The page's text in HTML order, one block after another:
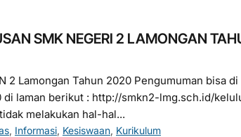
SMK NEGERI 2 LAMONGAN
2 Lamongan Tahun 2020 Pengumuman bisa
di laman berikut : http://smkn2-lmg.sch.id/
melakukan hal-hal...
, Informasi, Kesiswaan, Kurikulum